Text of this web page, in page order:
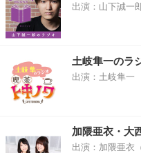
出演：山下誠一
土岐隼一のラ
出演：土岐隼一
加隈亜衣・大
出演：加隈亜衣